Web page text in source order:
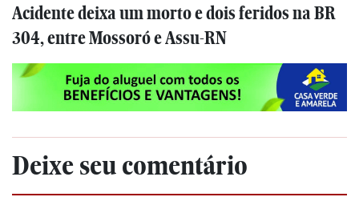
Acidente deixa um morto e dois feridos na BR
304, entre Mossoró e Assu-RN
Deixe seu comentário